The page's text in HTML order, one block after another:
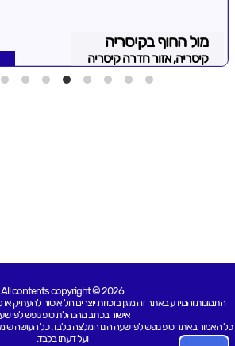
מול החוף בקיסריה
קיסריה, אזור חדרה קיסריה
All contents copyright © 2026
התמונות והמידע באתר זה מוגן בזכויות יוצרים חל איסור
אישור בכתב מהנהלת טופ נופש לפי
כל האמור באתר טופ נופש לפי שעה הינו המלצה בלבד. כל העושה
ועל דעתו בלבד.